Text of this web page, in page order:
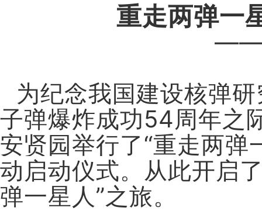
投资者服务
重走两弹一
——
为纪念我国建设核弹
子弹爆炸成功54周年之
安贤园举行了“重走两弹
动启动仪式。从此开启
弹一星人”之旅。